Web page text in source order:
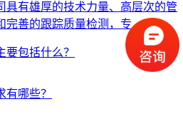
具有雄厚的技术力量、高层次的管
完善的跟踪质量检测，专…
哪些？